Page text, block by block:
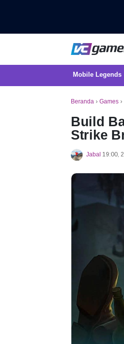
Mobile Legends
Beranda › Games ›
Build
Strike
Jabal 19:00,